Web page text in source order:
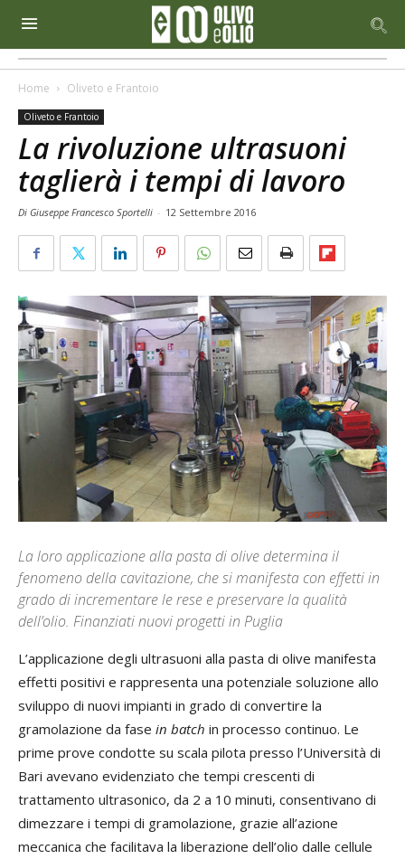
Home Oliveto e Frantoio
Oliveto e Frantoio
La rivoluzione ultrasuoni
taglierà i tempi di lavoro
Di Giuseppe Francesco Sportelli - 12 Settembre 2016
La loro applicazione alla pasta di olive determina il
fenomeno della cavitazione, che si manifesta con effetti in
grado di incrementare le rese e preservare la qualità
dell’olio. Finanziati nuovi progetti in Puglia
L’applicazione degli ultrasuoni alla pasta di olive manifesta
effetti positivi e rappresenta una potenziale soluzione allo
sviluppo di nuovi impianti in grado di convertire la
gramolazione da fase in batch in processo continuo. Le
prime prove condotte su scala pilota presso l’Università di
Bari avevano evidenziato che tempi crescenti di
trattamento ultrasonico, da 2 a 10 minuti, consentivano di
dimezzare i tempi di gramolazione, grazie all’azione
meccanica che facilitava la liberazione dell’olio dalle cellule